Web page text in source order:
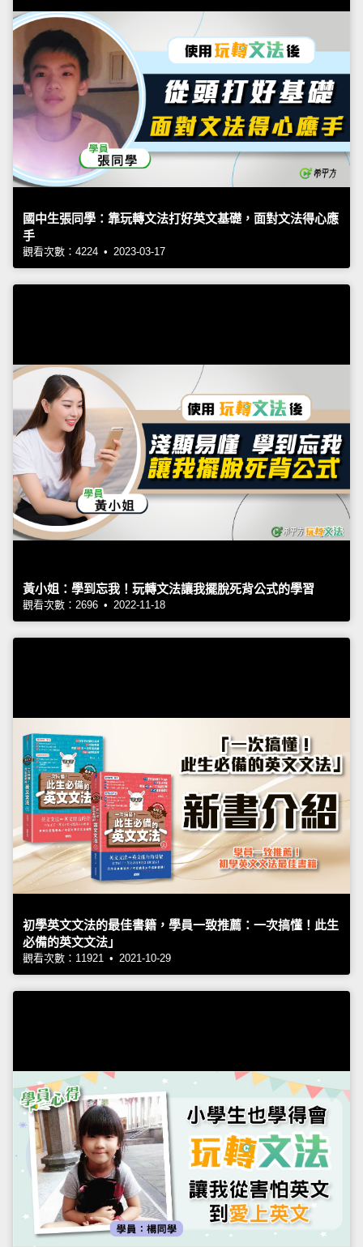
國中生張同學：靠玩轉文法打好英文基礎，面對文法得心應
手
觀看次數：4224 • 2023-03-17
黃小姐：學到忘我！玩轉文法讓我擺脫死背公式的學習
觀看次數：2696 • 2022-11-18
初學英文文法的最佳書籍，學員一致推薦：一次搞懂！此生
必備的英文文法」
觀看次數：11921 • 2021-10-29